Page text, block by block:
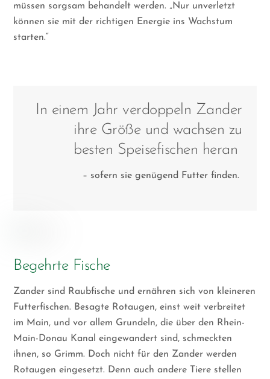
müssen sorgsam behandelt werden. „Nur unverletzt
können sie mit der richtigen Energie ins Wachstum
starten.“
In einem Jahr verdoppeln Zander
ihre Größe und wachsen zu
besten Speisefischen heran
– sofern sie genügend Futter finden.
Begehrte Fische
Zander sind Raubfische und ernähren sich von kleineren
Futterfischen. Besagte Rotaugen, einst weit verbreitet
im Main, und vor allem Grundeln, die über den Rhein-
Main-Donau Kanal eingewandert sind, schmeckten
ihnen, so Grimm. Doch nicht für den Zander werden
Rotaugen eingesetzt. Denn auch andere Tiere stellen